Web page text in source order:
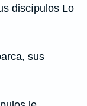
discípulos Lo
sus